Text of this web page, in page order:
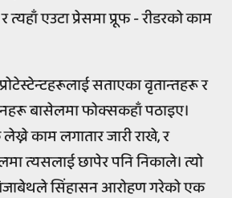
एउटा प्रेसमा प्रूफ - रीडरको काम
सताएका वृतान्तहरू र
बासेलमा फोक्सकहाँ पठाइए।
काम लगातार जारी राखे, र
त्यसलाई छापेर पनि निकाले। त्यो
सिंहासन आरोहण गरेको एक